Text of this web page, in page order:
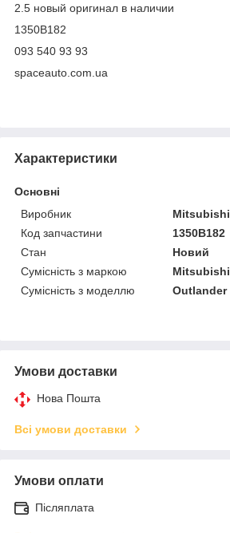
2.5 новый оригинал в наличии
1350B182
093 540 93 93
spaceauto.com.ua
Характеристики
Основні
Виробник
Mitsubishi
Код запчастини
1350B182
Стан
Новий
Сумісність з маркою
Mitsubishi
Сумісність з моделлю
Outlander
Умови доставки
Нова Пошта
Всі умови доставки
Умови оплати
Післяплата